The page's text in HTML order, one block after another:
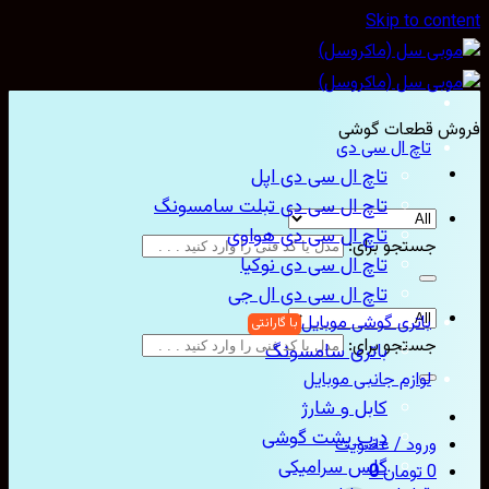
Skip to
قطعات گوشی
جستجو برای:
جستجو برای:
ورود / عضویت
تومان0
تاچ ال سی دی
تاچ ال سی دی اپل
تاچ ال سی دی تبلت سامسونگ
تاچ ال سی دی هواوی
تاچ ال سی دی نوکیا
تاچ ال سی دی ال جی
باتری گوشی موبایل
باتری سامسونگ
لوازم جانبی موبایل
کابل و شارژ
درب پشت گوشی
گلس سرامیکی